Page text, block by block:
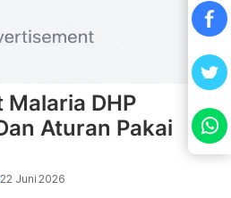
DHP
Aturan Pakai
22 Juni 2026